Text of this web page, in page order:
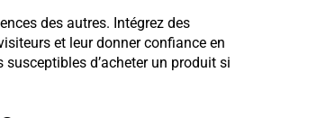
des autres. Intégrez des
et leur donner confiance en
d’acheter un produit si